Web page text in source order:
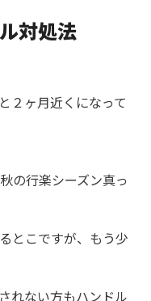
対処法
２ヶ月近くになって
の行楽シーズン真っ
とこですが、もう少
れない方もハンドル